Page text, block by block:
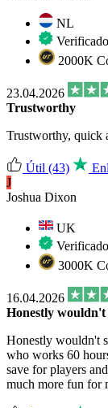
NL
Verificado
2000K
23.04.2026
Trustworthy
Trustworthy, quick
Útil (43)
J
Joshua Dixon
UK
Verificado
3000K
16.04.2026
Honestly
Honestly wouldn't
who works 60
save for players
much more fun